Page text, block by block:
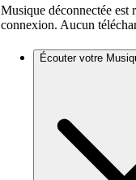
Musique déconnectée est
connexion. Aucun
Écouter votre